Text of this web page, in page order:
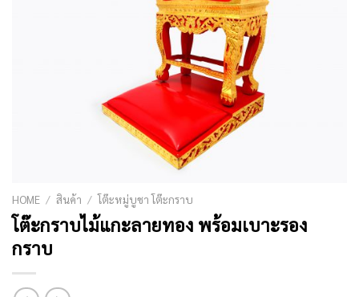
HOME / สินค้า / โต๊ะหมู่บูชา โต๊ะกราบ
โต๊ะกราบไม้แกะลายทอง พร้อมเบาะรอง
กราบ